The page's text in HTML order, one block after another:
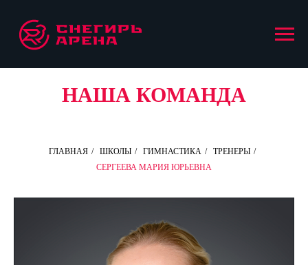
НАША КОМАНДА
ГЛАВНАЯ / ШКОЛЫ / ГИМНАСТИКА / ТРЕНЕРЫ /
СЕРГЕЕВА МАРИЯ ЮРЬЕВНА